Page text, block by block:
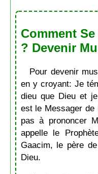
Comment
? Devenir
Pour devenir
en y croyant: Je
dieu que Dieu et
est le Messager de
pas à prononcer
appelle le
Gaacim, le père
Dieu.